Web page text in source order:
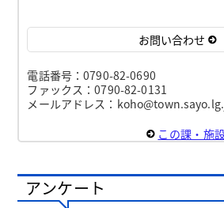
お問い合わせ
電話番号：0790-82-0690
ファックス：0790-82-0131
メールアドレス：
この課・施
アンケート